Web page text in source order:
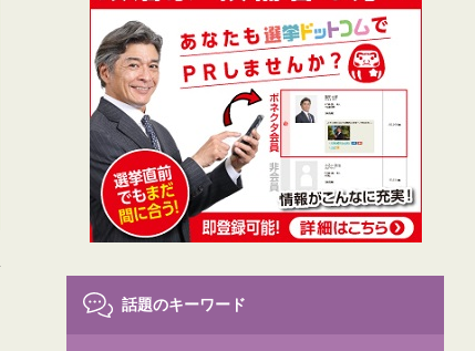
話題のキーワード